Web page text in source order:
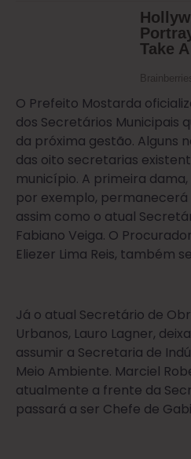
O Prefeito Mostarda
dos Secretários Municipais
da próxima gestão. Alguns
das oito secretarias
município. A primeira
por exemplo, permanecerá
assim como o atual
Fabiano Veiga. O
Eliezer Lima Reis, também
Já o atual Secretário de
Urbanos, Lauro Lagner,
assumir a Secretaria de
Meio Ambiente. Marciel
atualmente a frente da
passará a ser Chefe de